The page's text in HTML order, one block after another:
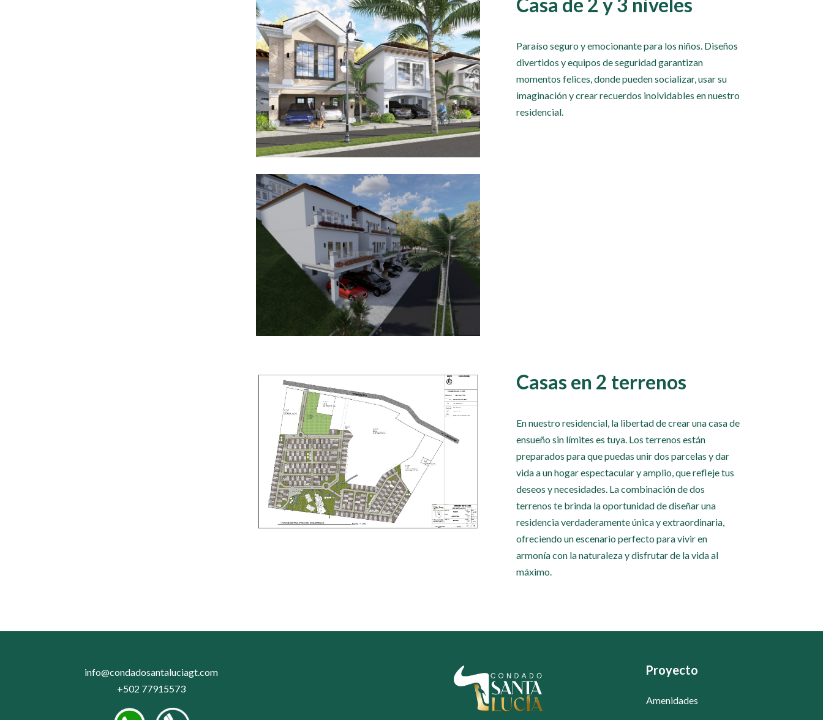
Paraíso seguro y emocionante para los niños. Diseños
divertidos y equipos de seguridad garantizan
momentos felices, donde pueden socializar, usar su
imaginación y crear recuerdos inolvidables en nuestro
residencial.
Casas en 2 terrenos
En nuestro residencial, la libertad de crear una casa de
ensueño sin límites es tuya. Los terrenos están
preparados para que puedas unir dos parcelas y dar
vida a un hogar espectacular y amplio, que refleje tus
deseos y necesidades. La combinación de dos
terrenos te brinda la oportunidad de diseñar una
residencia verdaderamente única y extraordinaria,
ofreciendo un escenario perfecto para vivir en
armonía con la naturaleza y disfrutar de la vida al
máximo.
info@condadosantaluciagt.com
+502 77915573
Proyecto
Amenidades